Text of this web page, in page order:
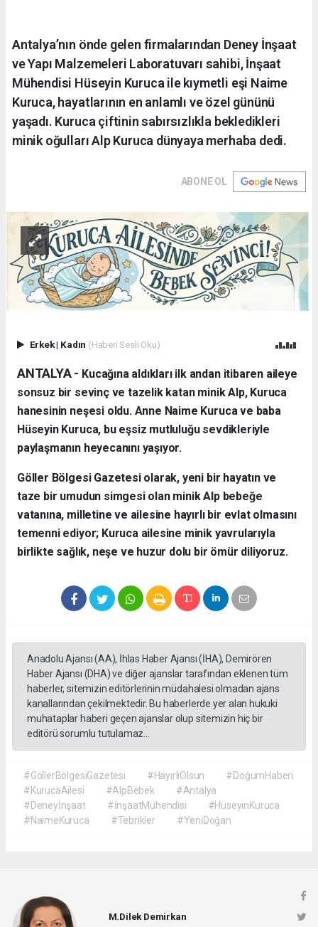
Antalya’nın önde gelen firmalarından Deney İnşaat
ve Yapı Malzemeleri Laboratuvarı sahibi, İnşaat
Mühendisi Hüseyin Kuruca ile kıymetli eşi Naime
Kuruca, hayatlarının en anlamlı ve özel gününü
yaşadı. Kuruca çiftinin sabırsızlıkla bekledikleri
minik oğulları Alp Kuruca dünyaya merhaba dedi.
ABONE OL
Erkek| Kadın (Haberi Sesli Oku)
ANTALYA - ​ Kucağına aldıkları ilk andan itibaren aileye
sonsuz bir sevinç ve tazelik katan minik Alp, Kuruca
hanesinin neşesi oldu. Anne Naime Kuruca ve baba
Hüseyin Kuruca, bu eşsiz mutluluğu sevdikleriyle
paylaşmanın heyecanını yaşıyor.
​Göller Bölgesi Gazetesi olarak, yeni bir hayatın ve
taze bir umudun simgesi olan minik Alp bebeğe
vatanına, milletine ve ailesine hayırlı bir evlat olmasını
temenni ediyor; Kuruca ailesine minik yavrularıyla
birlikte sağlık, neşe ve huzur dolu bir ömür diliyoruz.
Anadolu Ajansı (AA), İhlas Haber Ajansı (İHA), Demirören
Haber Ajansı (DHA) ve diğer ajanslar tarafından eklenen tüm
haberler, sitemizin editörlerinin müdahalesi olmadan ajans
kanallarından çekilmektedir. Bu haberlerde yer alan hukuki
muhataplar haberi geçen ajanslar olup sitemizin hiç bir
editörü sorumlu tutulamaz...
#GöllerBölgesiGazetesi #HayırlıOlsun
#DoğumHaberi
#KurucaAilesi
#AlpBebek
#Antalya
#Deneyİnşaat
#İnşaatMühendisi
#HüseyinKuruca
#NaimeKuruca
#Tebrikler #YeniDoğan
M.Dilek Demirkan